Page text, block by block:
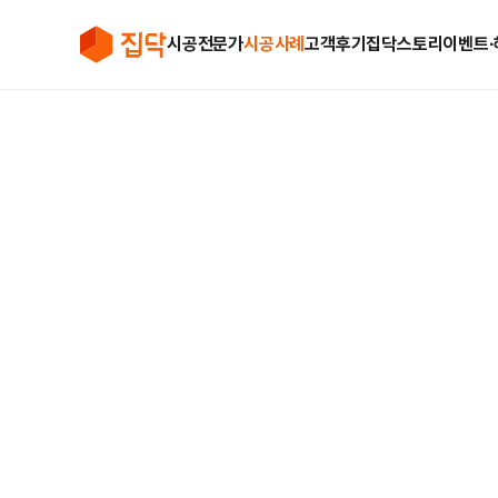
시공전문가시공사례고객후기집닥스토리 이벤트